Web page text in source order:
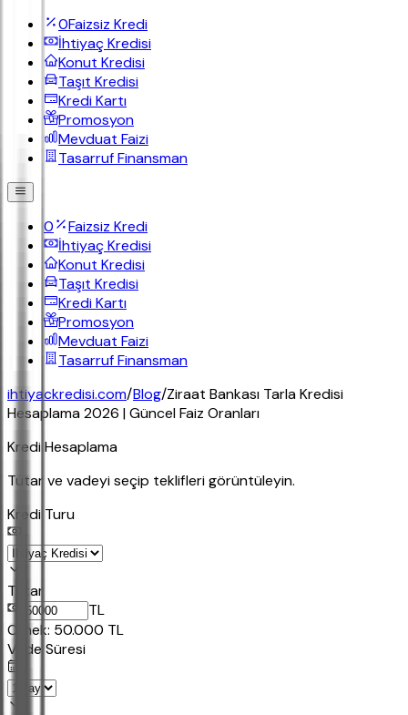
0Faizsiz Kredi
İhtiyaç Kredisi
Konut Kredisi
Taşıt Kredisi
Kredi Kartı
Promosyon
Mevduat Faizi
Tasarruf Finansman
0
Faizsiz Kredi
İhtiyaç Kredisi
Konut Kredisi
Taşıt Kredisi
Kredi Kartı
Promosyon
Mevduat Faizi
Tasarruf Finansman
ihtiyackredisi.com/Blog/Ziraat Bankası Tarla Kredisi
Hesaplama 2026 | Güncel Faiz Oranları
Kredi Hesaplama
Tutar ve vadeyi seçip teklifleri görüntüleyin.
Kredi Turu
Tutar
TL
Ornek: 50.000 TL
Vade Süresi